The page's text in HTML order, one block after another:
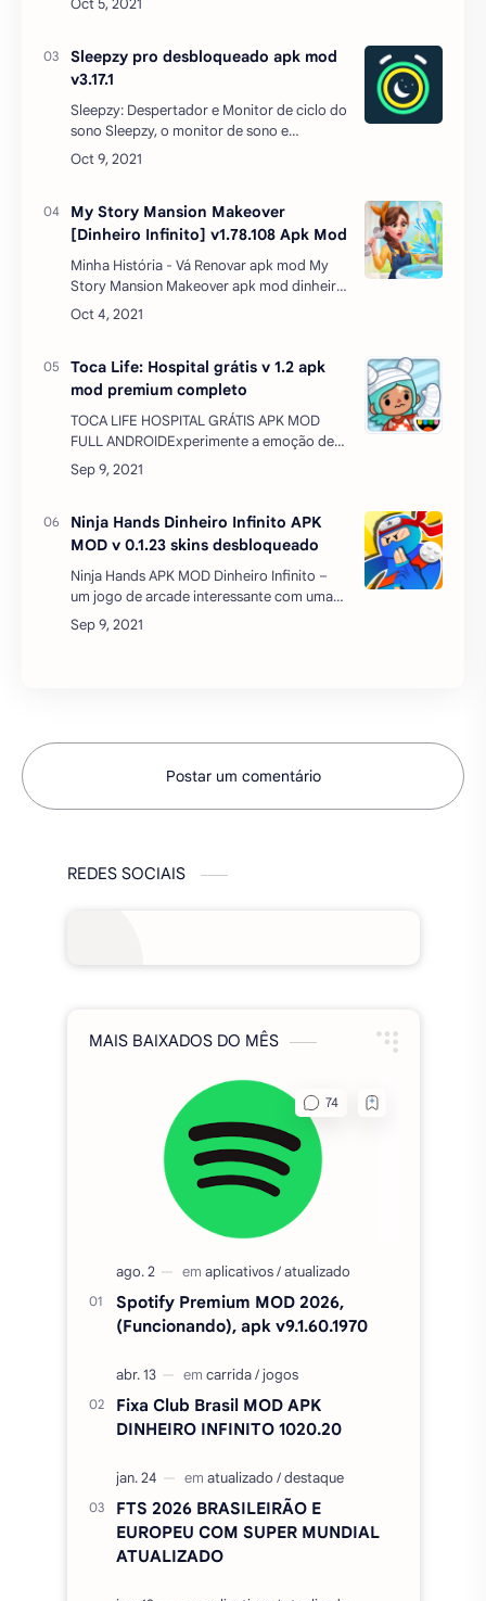
escale os craques do Brasileirão para o seu
Sleepzy pro desbloqueado apk mod
v3.17.1
Sleepzy: Despertador e Monitor de ciclo do
sono Sleepzy, o monitor de sono e
despertador inteligente, descobre o
melhor momento para acordá-lo,
My Story Mansion Makeover
[Dinheiro Infinito] v1.78.108 Apk Mod
Minha História - Vá Renovar apk mod My
Story Mansion Makeover apk mod dinheiro
infinito neste colorido jogo de quebra-
cabeça de 3 em linha, você joga como um
Toca Life: Hospital grátis v 1.2 apk
mod premium completo
TOCA LIFE HOSPITAL GRÁTIS APK MOD
FULL ANDROIDExperimente a emoção de
um centro médico movimentado com o
Toca Life: Hospital! Participe do
d…
Ninja Hands Dinheiro Infinito APK
MOD v 0.1.23 skins desbloqueado
Ninja Hands APK MOD Dinheiro Infinito –
um jogo de arcade interessante com uma
visão em primeira pessoa para dispositivos
Android.Use os poderes do seu ninja para
Postar um comentário
REDES SOCIAIS
MAIS BAIXADOS DO MÊS
Spotify Premium MOD 2026,
(Funcionando), apk v9.1.60.1970
Fixa Club Brasil MOD APK
DINHEIRO INFINITO 1020.20
FTS 2026 BRASILEIRÃO E
EUROPEU COM SUPER MUNDIAL
ATUALIZADO